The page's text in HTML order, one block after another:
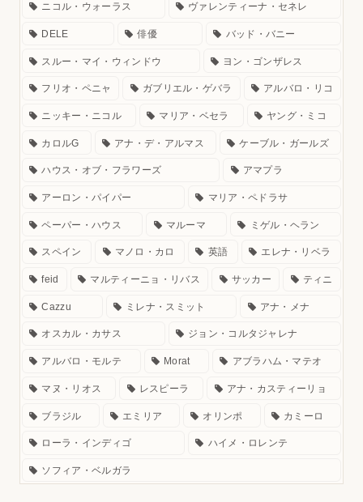
ニコル・ウォーラス ヴァレンティーナ・セネレ
DELE 俳優 バッド・バニー
スルー・マイ・ウィンドウ ヨン・ゴンザレス
フリオ・ペニャ ガブリエル・ゲバラ アルバロ・リコ
ニッキー・ニコル マリア・ベセラ ヤング・ミコ
カロルG アナ・デ・アルマス ケーブル・ガールズ
ハウス・オブ・フラワーズ アマプラ
アーロン・パイパー マリア・ペドラサ
ペーパー・ハウス マルーマ ミゲル・ヘラン
スペイン マノロ・カロ 英語 エレナ・リベラ
feid マルティーニョ・リバス サッカー ティニ
Cazzu ミレナ・スミット アナ・メナ
オスカル・カサス ジョン・コルタジャレナ
アルバロ・モルテ Morat アブラハム・マテオ
マヌ・リオス レスピーラ アナ・カスティーリョ
ブラジル エミリア オリンポ カミーロ
ローラ・インディゴ ハイメ・ロレンテ
ソフィア・ベルガラ